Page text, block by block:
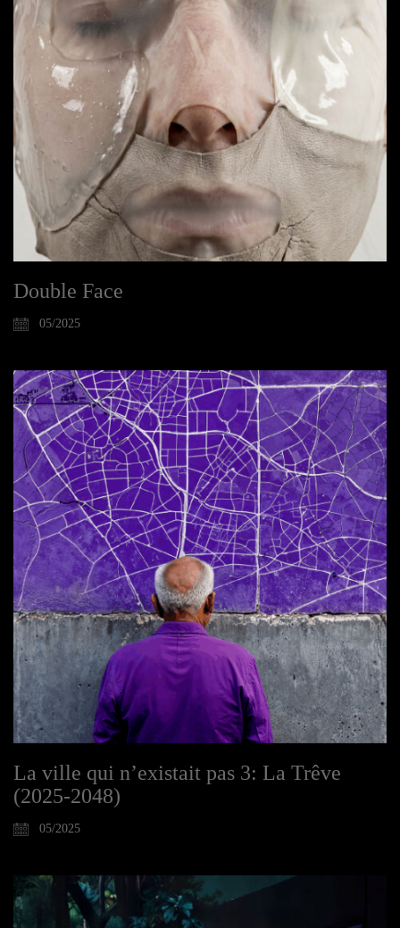
Double Face
05/2025
La ville qui n’existait pas 3: La Trêve
(2025-2048)
05/2025